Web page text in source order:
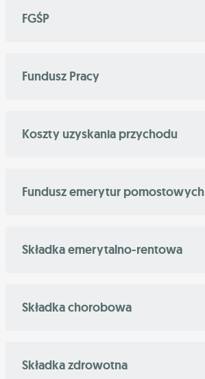
FGŚP
Fundusz Pracy
Koszty uzyskania przychodu
Fundusz emerytur pomostowych
Składka emerytalno-rentowa
Składka chorobowa
Składka zdrowotna